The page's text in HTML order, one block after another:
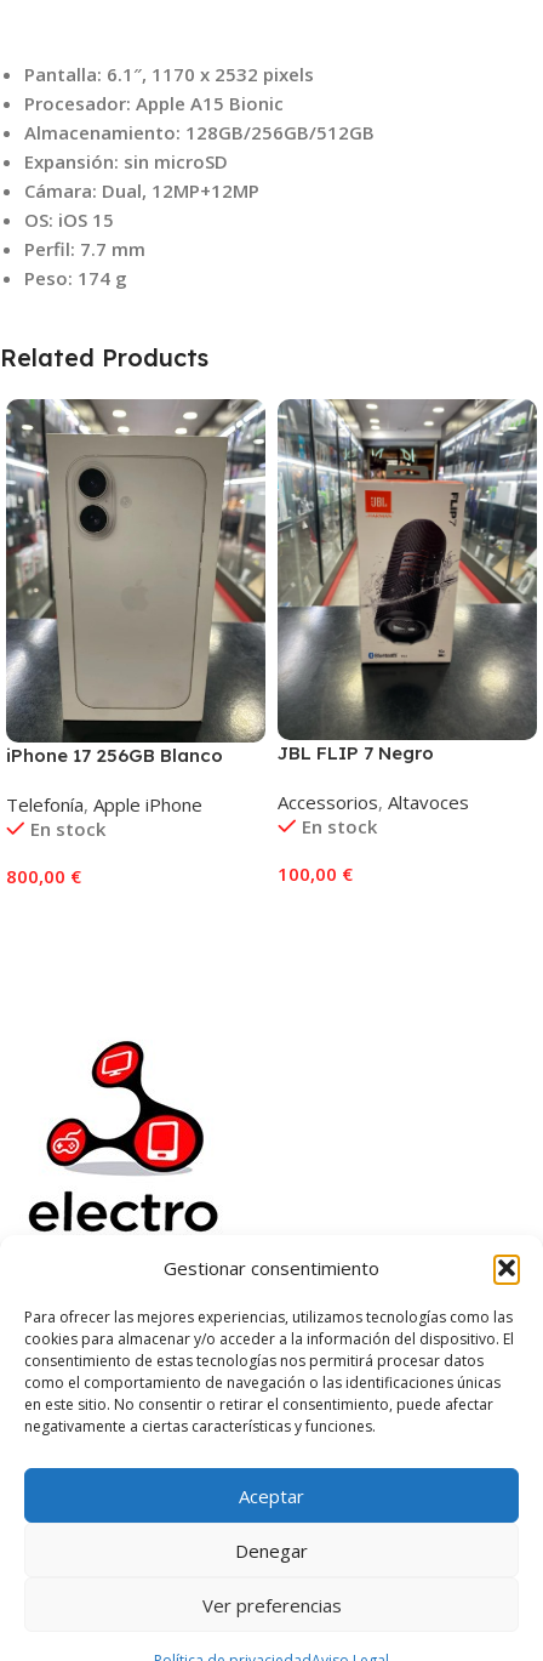
Gestionar consentimiento
Para ofrecer las mejores experiencias, utilizamos tecnologías como las
cookies para almacenar y/o acceder a la información del dispositivo. El
consentimiento de estas tecnologías nos permitirá procesar datos
como el comportamiento de navegación o las identificaciones únicas
en este sitio. No consentir o retirar el consentimiento, puede afectar
negativamente a ciertas características y funciones.
Aceptar
Denegar
Ver preferencias
Pantalla: 6.1″, 1170 x 2532 pixels
Procesador: Apple A15 Bionic
Almacenamiento: 128GB/256GB/512GB
Expansión: sin microSD
Cámara: Dual, 12MP+12MP
OS: iOS 15
Perfil: 7.7 mm
Peso: 174 g
Related Products
iPhone 17 256GB Blanco
Telefonía, Apple iPhone
En stock
800,00 €
JBL FLIP 7 Negro
Accessorios, Altavoces
En stock
100,00 €
Electrorenover
Ayuda
Legal
Suscribete